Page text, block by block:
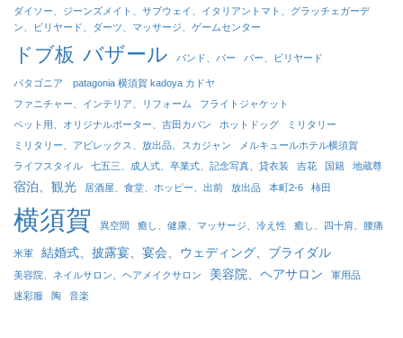
ダイソー、ジーンズメイト、サブウェイ、イタリアントマト、グラッチェガーデ
ン、ビリヤード、ダーツ、マッサージ、ゲームセンター
ドブ板 バザール バンド、バー バー、ビリヤード
パタゴニア patagonia 横須賀 kadoya カドヤ
ファニチャー、インテリア、リフォーム
フライトジャケット
ペット用、オリジナルポーター、吉田カバン
ホットドッグ
ミリタリー
ミリタリー、アビレックス、放出品、スカジャン
メルキュールホテル横須賀
ライフスタイル
七五三、成人式、卒業式、記念写真、貸衣装 吉花 国籍 地蔵尊
宿泊、観光 居酒屋、食堂、ホッピー、出前 放出品 本町2-6 柿田
横須賀 異空間 癒し、健康、マッサージ、冷え性 癒し、四十肩、腰痛
米軍 結婚式、披露宴、宴会、ウェディング、ブライダル
美容院、ネイルサロン、ヘアメイクサロン 美容院、ヘアサロン
軍用品
迷彩服
陶 音楽